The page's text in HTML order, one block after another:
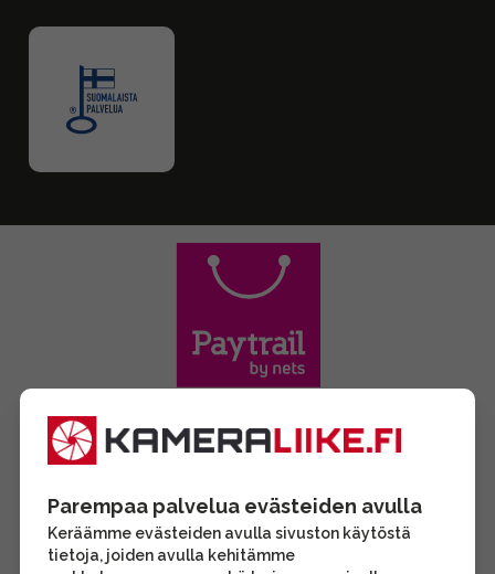
Parempaa palvelua evästeiden avulla
Keräämme evästeiden avulla sivuston käytöstä
tietoja, joiden avulla kehitämme